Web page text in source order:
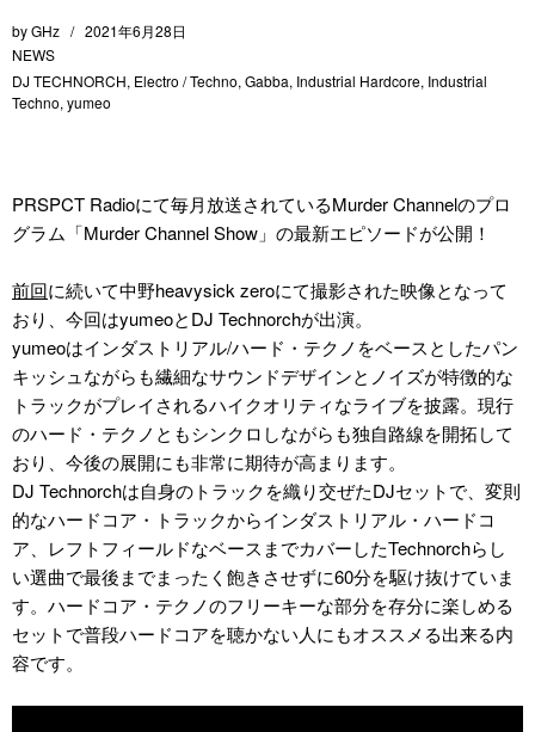
byGHz
2021年6月28日
NEWS
DJ TECHNORCH, Electro / Techno, Gabba, Industrial Hardcore, Industrial
Techno, yumeo
PRSPCT Radioにて毎月放送されているMurder Channelのプロ
グラム「Murder Channel Show」の最新エピソードが公開！
前回に続いて中野heavysick zeroにて撮影された映像となって
おり、今回はyumeoとDJ Technorchが出演。
yumeoはインダストリアル/ハード・テクノをベースとしたパン
キッシュながらも繊細なサウンドデザインとノイズが特徴的な
トラックがプレイされるハイクオリティなライブを披露。現行
のハード・テクノともシンクロしながらも独自路線を開拓して
おり、今後の展開にも非常に期待が高まります。
DJ Technorchは自身のトラックを織り交ぜたDJセットで、変則
的なハードコア・トラックからインダストリアル・ハードコ
ア、レフトフィールドなベースまでカバーしたTechnorchらし
い選曲で最後までまったく飽きさせずに60分を駆け抜けていま
す。ハードコア・テクノのフリーキーな部分を存分に楽しめる
セットで普段ハードコアを聴かない人にもオススメる出来る内
容です。